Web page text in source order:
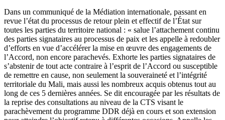
Dans un communiqué de la Médiation internationale, passant en
revue l’état du processus de retour plein et effectif de l’État sur
toutes les parties du territoire national : « salue l’attachement continu
des parties signataires au processus de paix et les appelle à redoubler
d’efforts en vue d’accélérer la mise en œuvre des engagements de
l’Accord, non encore parachevés. Exhorte les parties signataires de
s’abstenir de tout acte contraire à l’esprit de l’Accord ou susceptible
de remettre en cause, non seulement la souveraineté et l’intégrité
territoriale du Mali, mais aussi les nombreux acquis obtenus tout au
long de ces 5 dernières années. Se dit encouragée par les résultats de
la reprise des consultations au niveau de la CTS visant le
parachèvement du programme DDR déjà en cours et son extension